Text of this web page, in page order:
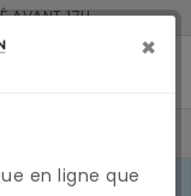
AVANT 17H
: 150 €
×
en ligne que